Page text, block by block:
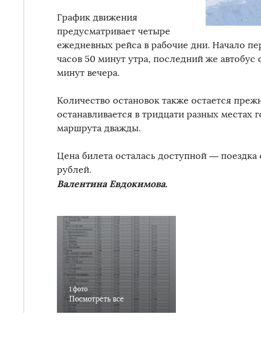
График движения
предусматривает четыре
ежедневных рейса в рабочие дни. Начало
часов 50 минут утра, последний же автобус
минут вечера.
Количество остановок также остается
останавливается в тридцати разных
маршрута дважды.
Цена билета осталась доступной —
рублей.
Валентина Евдокимова.
1 фото
Посмотреть все